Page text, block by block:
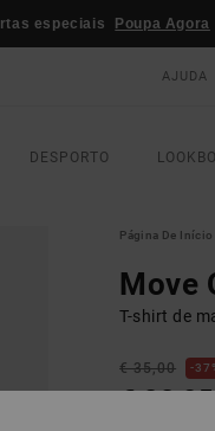
especiais Poupa Agora
AJUDA
DESPORTO
Página De Início
Move
T-shirt de
€ 35,00
€ 22,05